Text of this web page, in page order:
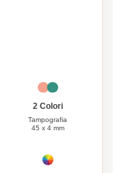
2 Colori
Tampografia
45 x 4 mm